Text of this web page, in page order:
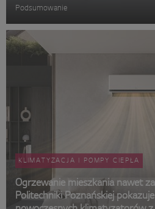
Podsumowanie
KLIMATYZACJA I POMPY CIEPŁA
Ogrzewanie mieszkania nawet
Politechniki Poznańskiej